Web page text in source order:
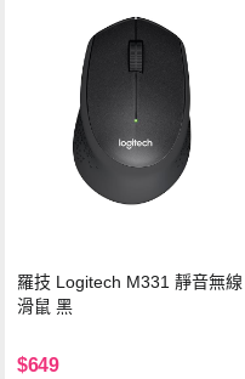
羅技 Logitech M331 靜音無線
滑鼠 黑
$649